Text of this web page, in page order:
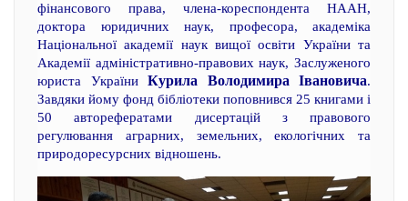
фінансового права, члена-кореспондента НААН,
доктора юридичних наук, професора, академіка
Національної академії наук вищої освіти України та
Академії адміністративно-правових наук, Заслуженого
юриста України Курила Володимира Івановича.
Завдяки йому фонд бібліотеки поповнився 25 книгами і
50 авторефератами дисертацій з правового
регулювання аграрних, земельних, екологічних та
природоресурсних відношень.